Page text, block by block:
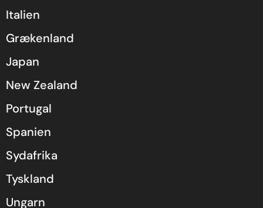
Italien
Grækenland
Japan
New Zealand
Portugal
Spanien
Sydafrika
Tyskland
Ungarn